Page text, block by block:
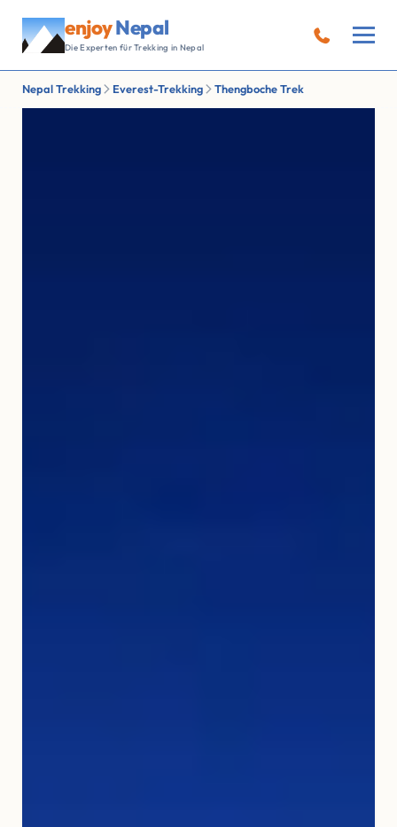
enjoyNepal
Die Experten für Trekking in Nepal
Nepal Trekking Everest-Trekking Thengboche Trek